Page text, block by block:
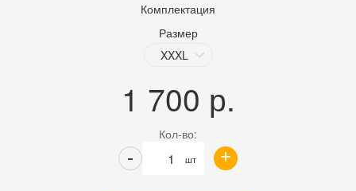
Комплектация
Размер
1 700 р.
Кол-во:
шт +
-